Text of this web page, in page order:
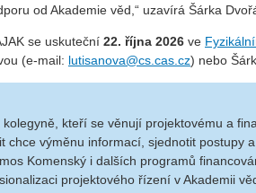
od Akademie věd,“ uzavírá Šárka
se uskuteční 22. října 2026 ve
(e-mail: lutisanova@cs.cas.cz) nebo
kteří se věnují projektovému a
chce výměnu informací, sjednotit postupy
Komenský i dalších programů
projektového řízení v Akademii